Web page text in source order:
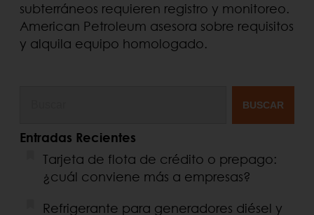
subterráneos requieren registro y monitoreo.
American Petroleum asesora sobre requisitos
y alquila equipo homologado.
BUSCAR
Entradas Recientes
Tarjeta de flota de crédito o prepago:
¿cuál conviene más a empresas?
Refrigerante para generadores diésel y